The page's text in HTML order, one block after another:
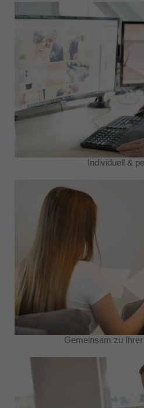
Individuell &
Gemeinsam zu